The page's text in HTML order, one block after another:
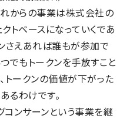
れからの事業は株式会社の
トベースになっていくであ
さえあれば誰もが参加で
でもトークンを手放すこと
トークンの価値が下がった
るわけです。
コンサーンという事業を継